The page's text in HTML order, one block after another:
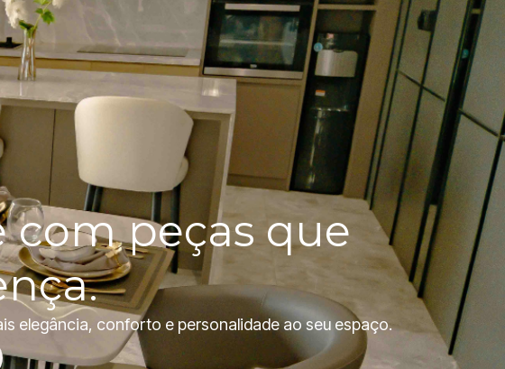
com peças que
elegância, conforto e personalidade ao seu espaço.